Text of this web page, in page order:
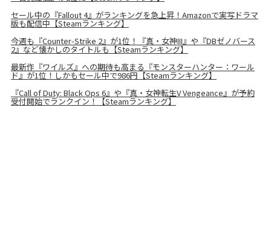
セール中の『Fallout 4』がランキングを急上昇！Amazonで実写ドラマ
版も配信中【Steamランキング】
今週も『Counter-Strike 2』が1位！『真・女神III』や『DBゼノバース
2』など懐かしのタイトルも【Steamランキング】
最新作『ワイルズ』への期待も高まる『モンスターハンター：ワール
ド』が1位！しかもセール中で986円【Steamランキング】
『Call of Duty: Black Ops 6』や『真・女神転生V Vengeance』が予約
受付開始でランクイン！【Steamランキング】